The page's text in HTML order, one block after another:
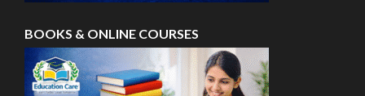
BOOKS & ONLINE COURSES